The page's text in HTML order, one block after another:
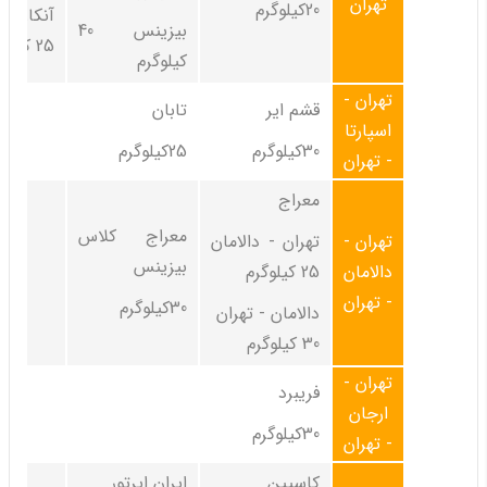
25 کیلوگرم
بیزینس 40
کیلوگرم
20کیلوگرم
تابان
25کیلوگرم
قشم ایر
30کیلوگرم
تهران -
اسپارتا
- تهران
معراج کلاس
بیزینس
30کیلوگرم
معراج
تهران - دالامان
25 کیلوگرم
دالامان - تهران
30 کیلوگرم
تهران -
دالامان
- تهران
فریبرد
30کیلوگرم
تهران -
ارجان
- تهران